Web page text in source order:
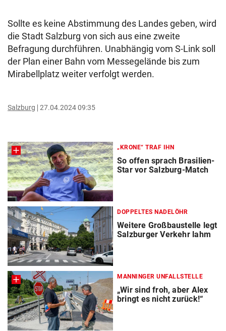
Sollte es keine Abstimmung des Landes geben, wird
die Stadt Salzburg von sich aus eine zweite
Befragung durchführen. Unabhängig vom S-Link soll
der Plan einer Bahn vom Messegelände bis zum
Mirabellplatz weiter verfolgt werden.
Salzburg 27.04.2024 09:35
„KRONE“ TRAF IHN
So offen sprach Brasilien-
Star vor Salzburg-Match
DOPPELTES NADELÖHR
Weitere Großbaustelle legt
Salzburger Verkehr lahm
MANNINGER UNFALLSTELLE
„Wir sind froh, aber Alex
bringt es nicht zurück!“